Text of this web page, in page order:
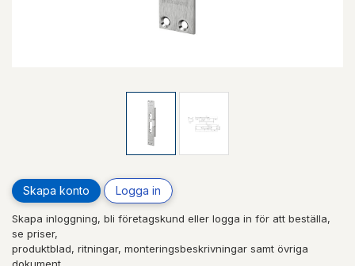
Skapa konto Logga in
Skapa inloggning, bli företagskund eller logga in för att beställa,
se priser,
produktblad, ritningar, monteringsbeskrivningar samt övriga
dokument.